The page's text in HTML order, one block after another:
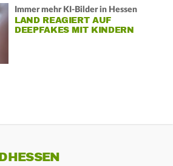
Immer mehr KI-Bilder in Hessen
LAND REAGIERT AUF
DEEPFAKES MIT KINDERN